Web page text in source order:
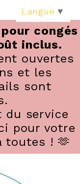
congés
inclus.
ouvertes
et les
sont
du service
pour votre
toutes ! 🫶
Langue ▼